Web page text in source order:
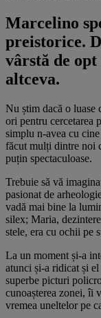
Marcelino
preistorice.
vârstă de
altceva.
Nu știm dacă o luase
ori pentru cercetarea
simplu n-avea cu
făcut mulți dintre noi
puțin spectaculoase.
Trebuie să vă
pasionat de
vadă mai bine la
silex; Maria,
stele, era cu ochii pe
La un moment și-a
atunci și-a ridicat și
superbe picturi
cunoașterea zonei, îi
vremea uneltelor pe